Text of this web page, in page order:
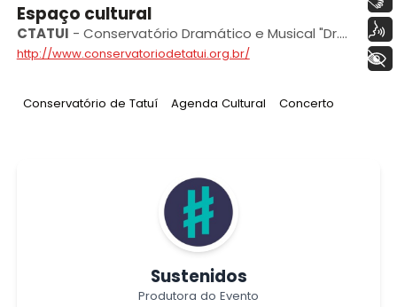
Espaço cultural
CTATUI - Conservatório Dramático e Musical "Dr.
Carlos de Campos” de Tatuí
http://www.conservatoriodetatui.org.br/
Tag:
Conservatório de Tatuí Tag:
Agenda Cultural Tag:
Concerto
Sustenidos
Produtora do Evento
Voz
+ Acessibilidade